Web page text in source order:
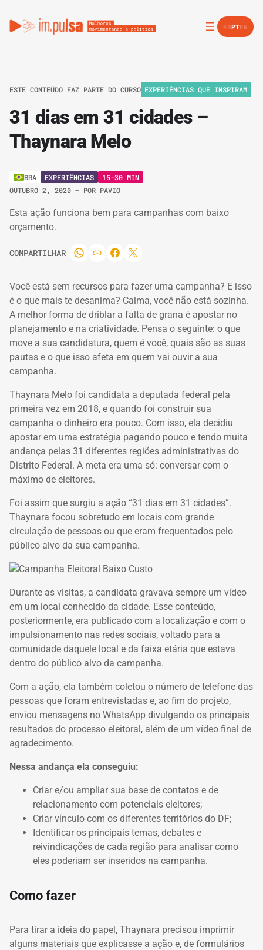
ESPTEN
ESTE CONTEÚDO FAZ PARTE DO CURSO EXPERIÊNCIAS QUE INSPIRAM
31 dias em 31 cidades –
Thaynara Melo
BRA EXPERIÊNCIAS
15-30 MIN
OUTUBRO 2, 2020 – POR PAVIO
Esta ação funciona bem para campanhas com baixo
orçamento.
COMPARTILHAR
Você está sem recursos para fazer uma campanha? E isso
é o que mais te desanima? Calma, você não está sozinha.
A melhor forma de driblar a falta de grana é apostar no
planejamento e na criatividade. Pensa o seguinte: o que
move a sua candidatura, quem é você, quais são as suas
pautas e o que isso afeta em quem vai ouvir a sua
campanha.
Thaynara Melo foi candidata a deputada federal pela
primeira vez em 2018, e quando foi construir sua
campanha o dinheiro era pouco. Com isso, ela decidiu
apostar em uma estratégia pagando pouco e tendo muita
andança pelas 31 diferentes regiões administrativas do
Distrito Federal. A meta era uma só: conversar com o
máximo de eleitores.
Foi assim que surgiu a ação “31 dias em 31 cidades”.
Thaynara focou sobretudo em locais com grande
circulação de pessoas ou que eram frequentados pelo
público alvo da sua campanha.
Durante as visitas, a candidata gravava sempre um vídeo
em um local conhecido da cidade. Esse conteúdo,
posteriormente, era publicado com a localização e com o
impulsionamento nas redes sociais, voltado para a
comunidade daquele local e da faixa etária que estava
dentro do público alvo da campanha.
Com a ação, ela também coletou o número de telefone das
pessoas que foram entrevistadas e, ao fim do projeto,
enviou mensagens no WhatsApp divulgando os principais
resultados do processo eleitoral, além de um vídeo final de
agradecimento.
Nessa andança ela conseguiu:
Criar e/ou ampliar sua base de contatos e de
relacionamento com potenciais eleitores;
Criar vínculo com os diferentes territórios do DF;
Identificar os principais temas, debates e
reivindicações de cada região para analisar como
eles poderiam ser inseridos na campanha.
Como fazer
Para tirar a ideia do papel, Thaynara precisou imprimir
alguns materiais que explicasse a ação e, de formulários